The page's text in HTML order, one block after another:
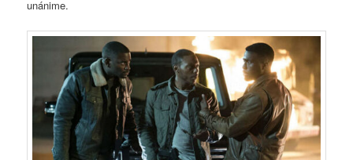
unánime.